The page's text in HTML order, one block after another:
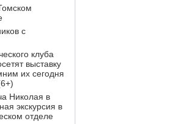
с
клуба
выставку
их сегодня
Николая в
экскурсия в
отделе